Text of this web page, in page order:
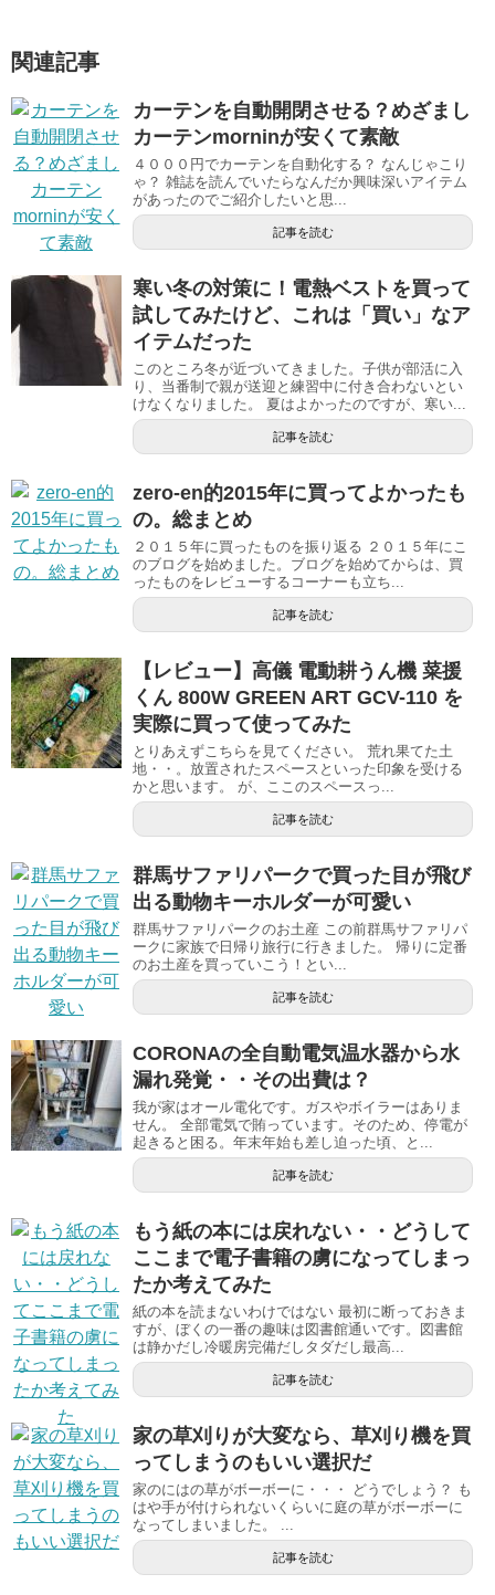
関連記事
カーテンを自動開閉させる？めざまし
カーテンmorninが安くて素敵
４０００円でカーテンを自動化する？ なんじゃこり
ゃ？ 雑誌を読んでいたらなんだか興味深いアイテム
があったのでご紹介したいと思...
記事を読む
寒い冬の対策に！電熱ベストを買って
試してみたけど、これは「買い」なア
イテムだった
このところ冬が近づいてきました。子供が部活に入
り、当番制で親が送迎と練習中に付き合わないとい
けなくなりました。 夏はよかったのですが、寒い...
記事を読む
zero-en的2015年に買ってよかったも
の。総まとめ
２０１５年に買ったものを振り返る ２０１５年にこ
のブログを始めました。ブログを始めてからは、買
ったものをレビューするコーナーも立ち...
記事を読む
【レビュー】高儀 電動耕うん機 菜援
くん 800W GREEN ART GCV-110 を
実際に買って使ってみた
とりあえずこちらを見てください。 荒れ果てた土
地・・。放置されたスペースといった印象を受ける
かと思います。 が、ここのスペースっ...
記事を読む
群馬サファリパークで買った目が飛び
出る動物キーホルダーが可愛い
群馬サファリパークのお土産 この前群馬サファリパ
ークに家族で日帰り旅行に行きました。 帰りに定番
のお土産を買っていこう！とい...
記事を読む
CORONAの全自動電気温水器から水
漏れ発覚・・その出費は？
我が家はオール電化です。ガスやボイラーはありま
せん。 全部電気で賄っています。そのため、停電が
起きると困る。年末年始も差し迫った頃、と...
記事を読む
もう紙の本には戻れない・・どうして
ここまで電子書籍の虜になってしまっ
たか考えてみた
紙の本を読まないわけではない 最初に断っておきま
すが、ぼくの一番の趣味は図書館通いです。図書館
は静かだし冷暖房完備だしタダだし最高...
記事を読む
家の草刈りが大変なら、草刈り機を買
ってしまうのもいい選択だ
家のにはの草がボーボーに・・・ どうでしょう？ も
はや手が付けられないくらいに庭の草がボーボーに
なってしまいました。 ...
記事を読む